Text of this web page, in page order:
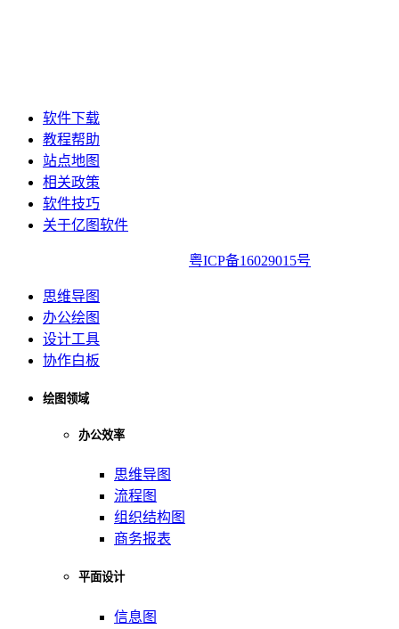
软件下载
教程帮助
站点地图
相关政策
软件技巧
关于亿图软件
粤ICP备16029015号
思维导图
办公绘图
设计工具
协作白板
绘图领域
办公效率
思维导图
流程图
组织结构图
商务报表
平面设计
信息图